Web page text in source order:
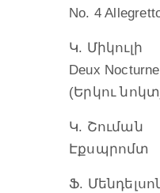
No. 4
Կ. Միկուլի
Deux
(Երկու
Կ. Շուման
Էքսպրոմտ
Ֆ.